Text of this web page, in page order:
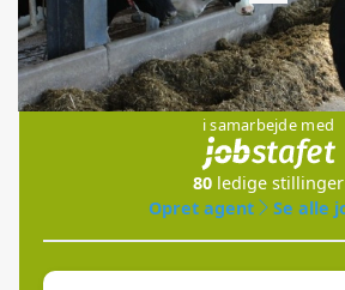
Jobs
i samarbejde med
80 ledige stillinger
Opret agent
Se alle